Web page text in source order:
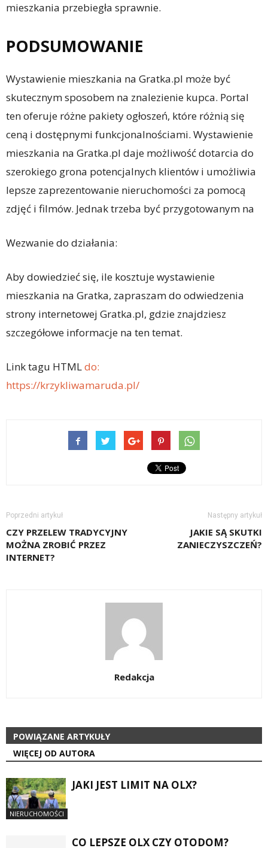
mieszkania przebiegła sprawnie.
PODSUMOWANIE
Wystawienie mieszkania na Gratka.pl może być
skutecznym sposobem na znalezienie kupca. Portal
ten oferuje różne pakiety ogłoszeń, które różnią się
ceną i dostępnymi funkcjonalnościami. Wystawienie
mieszkania na Gratka.pl daje możliwość dotarcia do
szerokiego grona potencjalnych klientów i umożliwia
lepsze zaprezentowanie nieruchomości za pomocą
zdjęć i filmów. Jednak trzeba być przygotowanym na
Wezwanie do działania:
Aby dowiedzieć się, ile kosztuje wystawienie
mieszkania na Gratka, zapraszam do odwiedzenia
strony internetowej Gratka.pl, gdzie znajdziesz
szczegółowe informacje na ten temat.
Link tagu HTMLdo:
https://krzykliwamaruda.pl/
Poprzedni artykuł
CZY PRZELEW TRADYCYJNY
MOŻNA ZROBIĆ PRZEZ
INTERNET?
Następny artykuł
JAKIE SĄ SKUTKI
ZANIECZYSZCZEŃ?
Redakcja
POWIĄZANE ARTYKUŁY
WIĘCEJ OD AUTORA
NIERUCHOMOŚCI
JAKI JEST LIMIT NA OLX?
CO LEPSZE OLX CZY OTODOM?